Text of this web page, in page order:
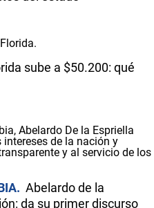
sube a $50.200: qué
Abelardo de la
da su primer discurso